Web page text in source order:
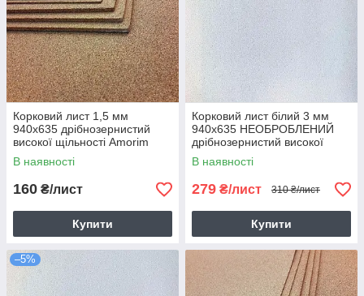
Корковий лист 1,5 мм
940х635 дрібнозернистий
високої щільності Amorim
В наявності
160 ₴/лист
Купити
Корковий лист білий 3 мм
940x635 НЕОБРОБЛЕНИЙ
дрібнозернистий високої
щільності Amorim
В наявності
279 ₴/лист 310 ₴/лист
Купити
–5%